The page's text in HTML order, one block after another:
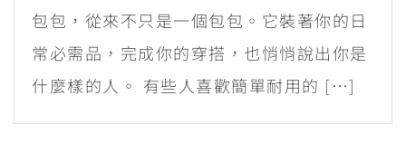
包包，從來不只是一個包包。它裝著你的日
常必需品，完成你的穿搭，也悄悄說出你是
什麼樣的人。 有些人喜歡簡單耐用的 […]